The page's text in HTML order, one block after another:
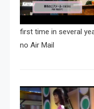
first time in several
no Air Mail